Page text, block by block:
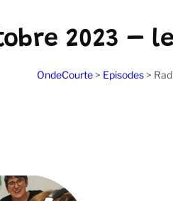
2023 –
OndeCourte > Episodes >